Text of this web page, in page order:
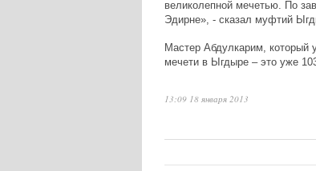
великолепной мечетью. По
Эдирне», - сказал муфтий
Мастер Абдулкарим, который
мечети в Ыгдыре – это уже
13:09 18 января 2013